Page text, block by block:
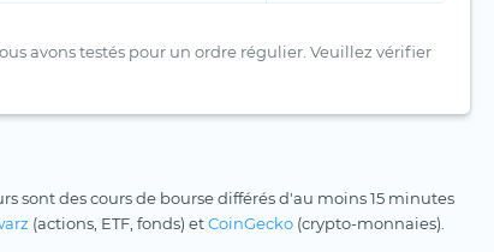
avons testés pour un ordre régulier. Veuillez vérifier
sont des cours de bourse différés d'au moins 15 minutes
(actions, ETF, fonds) etCoinGecko (crypto-monnaies).